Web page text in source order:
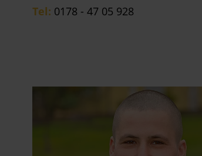
Tel: 0178 - 47 05 928